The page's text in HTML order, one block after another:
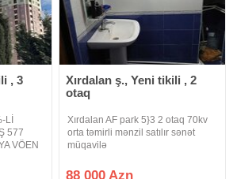
, 3
Lİ
577
VÖEN
17-ci
Xırdalan ş., Yeni tikili , 2
otaq
Xırdalan AF park 5}3 2 otaq 70kv
orta təmirli mənzil satılır sənət
müqavilə
88 000 Azn